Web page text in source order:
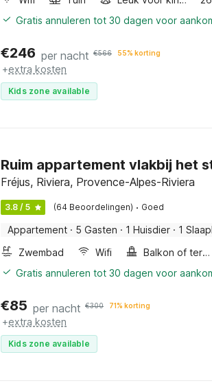
Gratis annuleren tot 30 dagen voor
€246 per nacht €566 55% korting
+extra kosten
Kids zone available
Ruim appartement vlakbij het
Fréjus, Riviera, Provence-Alpes-Riviera
3.8 / 5 (64 Beoordelingen) · Goed
Appartement · 5 Gasten · 1 Huisdier · 1
Zwembad
Wifi Balkon of terras
Gratis annuleren tot 30 dagen voor
€85 per nacht €300 71% korting
+extra kosten
Kids zone available